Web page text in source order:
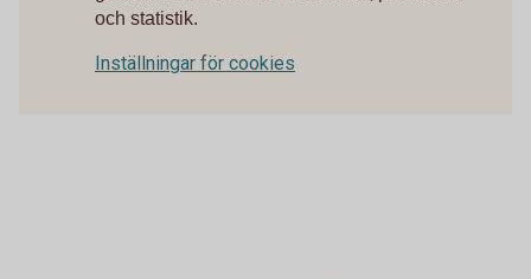
och statistik.
Inställningar för cookies